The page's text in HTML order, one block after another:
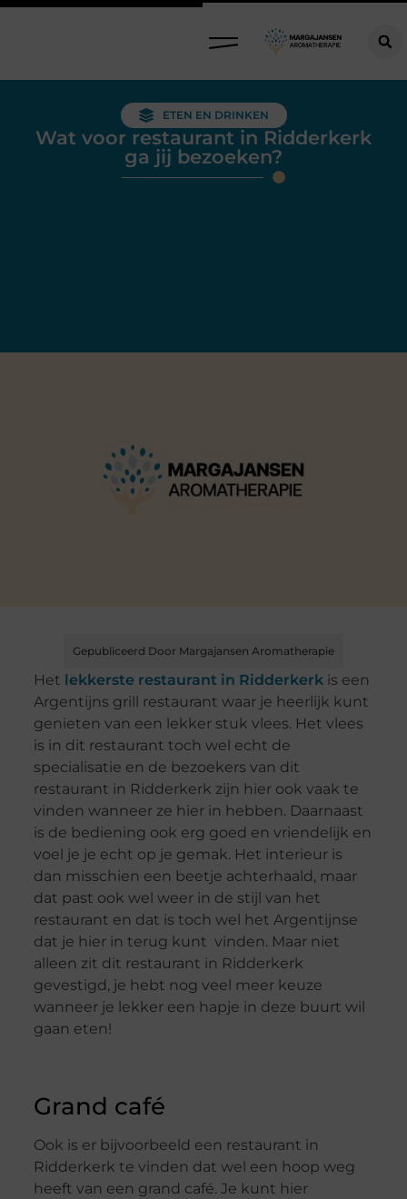
ETEN EN DRINKEN
Wat voor restaurant in Ridderkerk
ga jij bezoeken?
Gepubliceerd Door Margajansen Aromatherapie
Het lekkerste restaurant in Ridderkerk is een
Argentijns grill restaurant waar je heerlijk kunt
genieten van een lekker stuk vlees. Het vlees
is in dit restaurant toch wel echt de
specialisatie en de bezoekers van dit
restaurant in Ridderkerk zijn hier ook vaak te
vinden wanneer ze hier in hebben. Daarnaast
is de bediening ook erg goed en vriendelijk en
voel je je echt op je gemak. Het interieur is
dan misschien een beetje achterhaald, maar
dat past ook wel weer in de stijl van het
restaurant en dat is toch wel het Argentijnse
dat je hier in terug kunt vinden. Maar niet
alleen zit dit restaurant in Ridderkerk
gevestigd, je hebt nog veel meer keuze
wanneer je lekker een hapje in deze buurt wil
gaan eten!
Grand café
Ook is er bijvoorbeeld een restaurant in
Ridderkerk te vinden dat wel een hoop weg
heeft van een grand café. Je kunt hier